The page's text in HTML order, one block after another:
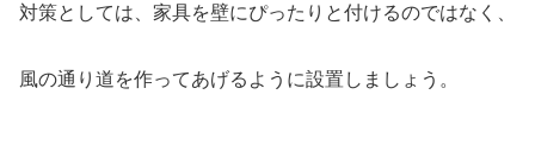
対策としては、家具を壁にぴったりと付けるのではなく、
風の通り道を作ってあげるように設置しましょう。